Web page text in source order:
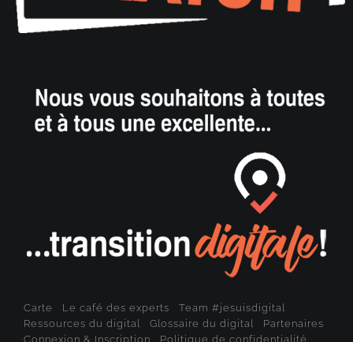
Carte Le café des experts
Team #jesuisdigital
Ressources du digital
Glossaire du digital
Partenaires
Connexion & Inscription
Politique de confidentialité